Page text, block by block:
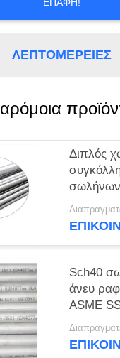
ΕΠΑΦΉ!
ΛΕΠΤΟΜΈΡΕΙΕΣ
Διπλός
σωλήνων
32760 για
Sch40
άνευ
ASME
σωλήνων